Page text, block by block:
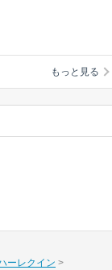
もっと見る
ーレクイン